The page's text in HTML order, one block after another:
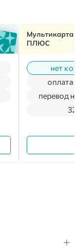
Мультикарта
ПЛЮС
нет
оплата
перевод на